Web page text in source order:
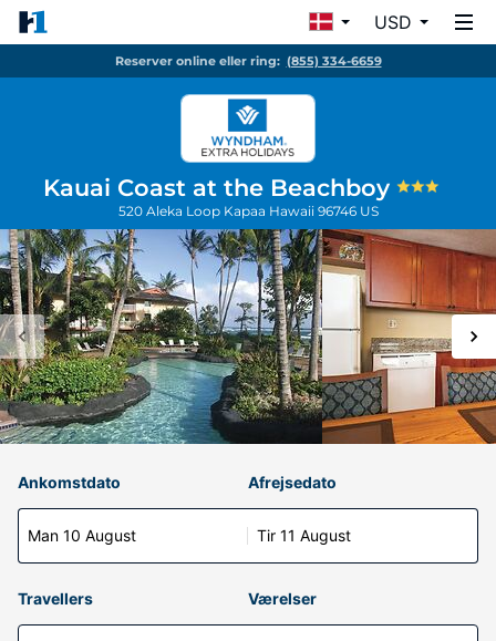
USD
Reserver online eller ring: (855) 334-6659
Kauai Coast at the Beachboy
520 Aleka Loop Kapaa Hawaii 96746 US
Ankomstdato
Man 10 August
Afrejsedato
Tir 11 August
Travellers Værelser